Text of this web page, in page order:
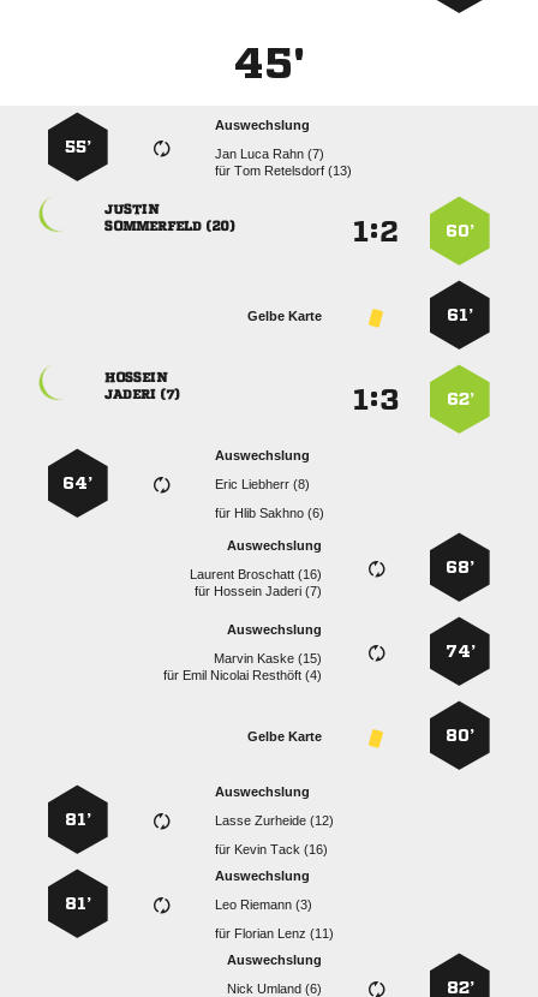
45'
Auswechslung
   
für  
55’
60’
:

 
61’
Gelbe Karte
62’
:

 
Auswechslung
  
für   
64’
68’
Auswechslung
  
für   
74’
Auswechslung
  
für    
80’
Gelbe Karte
Auswechslung
  
für   
81’
Auswechslung
  
für   
81’
82’
Auswechslung
  